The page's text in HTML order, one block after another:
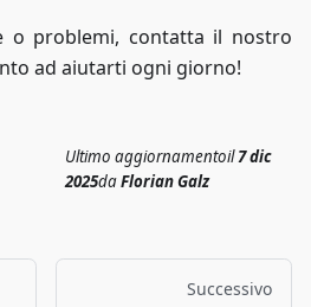
o problemi, contatta il nostro
ad aiutarti ogni giorno!
Ultimo aggiornamentoil7 dic
2025daFlorian Galz
Successivo